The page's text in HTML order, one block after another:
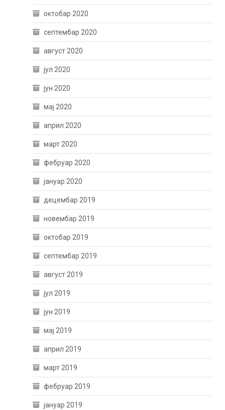
октобар 2020
септембар 2020
август 2020
јул 2020
јун 2020
мај 2020
април 2020
март 2020
фебруар 2020
јануар 2020
децембар 2019
новембар 2019
октобар 2019
септембар 2019
август 2019
јул 2019
јун 2019
мај 2019
април 2019
март 2019
фебруар 2019
јануар 2019